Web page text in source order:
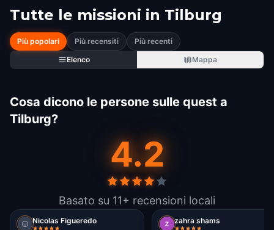
Tutte le missioni in Tilburg
Più popolari Più recensiti
Più recenti
Elenco
Mappa
Cosa dicono le persone sulle quest a
Tilburg?
4.2
Basato su 11+ recensioni locali
Nicolas Figueredo zahra shams